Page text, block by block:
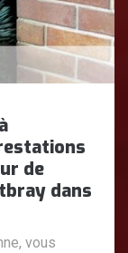
de
dans
vous